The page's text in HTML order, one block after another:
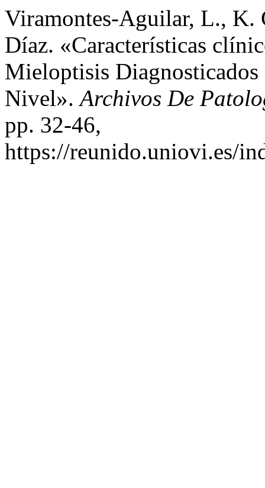
Viramontes-Aguilar, L., K.
Díaz. «Características
Mieloptisis
Nivel».Archivos De
pp. 32-46,
https://reunido.uniovi.es/